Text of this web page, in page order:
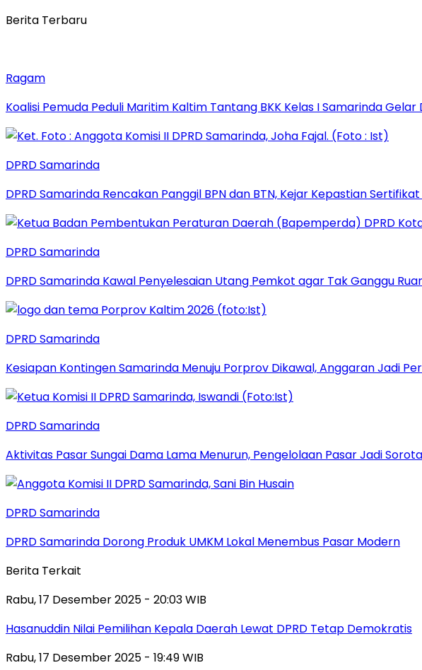
Berita Terbaru
Ragam
Koalisi Pemuda Peduli Maritim Kaltim Tantang BKK Kelas I Samarinda
DPRD Samarinda
DPRD Samarinda Rencakan Panggil BPN dan BTN, Kejar Kepastian
DPRD Samarinda
DPRD Samarinda Kawal Penyelesaian Utang Pemkot agar Tak Ganggu
DPRD Samarinda
Kesiapan Kontingen Samarinda Menuju Porprov Dikawal, Anggaran Jadi
DPRD Samarinda
Aktivitas Pasar Sungai Dama Lama Menurun, Pengelolaan Pasar Jadi
DPRD Samarinda
DPRD Samarinda Dorong Produk UMKM Lokal Menembus Pasar Modern
Berita Terkait
Rabu, 17 Desember 2025 - 20:03 WIB
Hasanuddin Nilai Pemilihan Kepala Daerah Lewat DPRD Tetap Demokratis
Rabu, 17 Desember 2025 - 19:49 WIB